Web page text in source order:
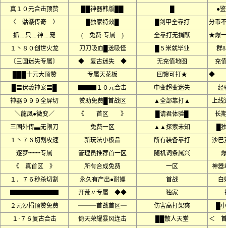
真１０元合击顶赞
██神器韩版██
●
〈 骷髅传奇 〉
█独家特效█ █剑甲全靠打
分币
抓﹍只﹍神﹍宠
( 免费·专属 ) 全靠打无捐献
★爆
１丶８０创世火龙
刀刀吸血█送吸怪 █５米就毕业
群
〔三国迷失专属〕
◆ 复古迷失 ◆ 无充值地图
充
███十元大顶赞
专属天花板 回馈可打★
◆
█〓伏羲神宠〓█
▇▇▇１０元合击 中变超变迷失
经
神器９９９全屏切
赞助免费█首战区 ▲全部靠打▲
上线
＼龍凤●微变／
《 首区 》 █请君体验█
长
三国外传▃无限刀
免费一区 ▲▲探索未知
█
１丶７６切割攻速
新玩法小极品 所有装备靠打
沙巴
逐梦┉┉专属
管理员推荐首一区 随机词条属兴
《 真首区 》
所有合成免费 一区
神器
１．７６秒杀切割
永久有产出●耐嫖 首战
白
开荒〃专属 ◆◆ 独家
２元沙捐顶赞免费
━━━首战首区━ 伤害高打架爽
█
１·７６复古合击
倚天荣耀暴风连击 ██散人天堂
＜